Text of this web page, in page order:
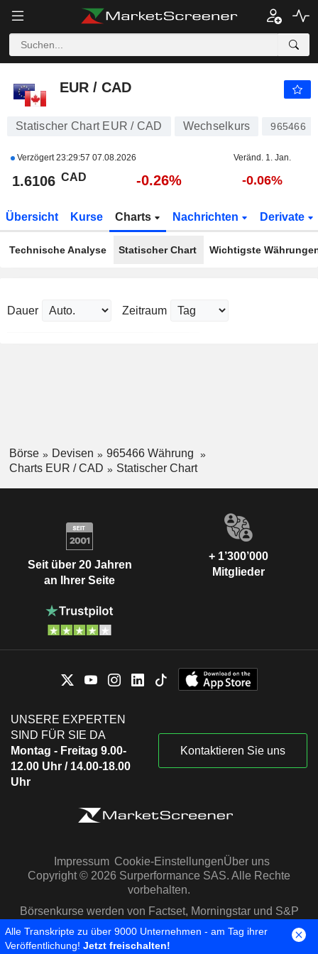
EUR / CAD
EUR / CAD
Statischer Chart EUR / CAD Wechselkurs 965466
Verzögert23:29:57 07.08.2026 Veränd. 1. Jan.
1.6106 CAD -0.26% -0.06%
Übersicht Kurse Charts Nachrichten Derivate
Technische Analyse Statischer Chart Wichtigste
Dauer Zeitraum
Börse Devisen
965466 Währung
Charts EUR / CAD
Statischer Chart
Seit über 20 Jahren
an Ihrer Seite
+ 1’300’000
Mitglieder
UNSERE EXPERTEN
SIND FÜR SIE DA
Montag - Freitag 9.00-
12.00 Uhr / 14.00-18.00
Uhr
Kontaktieren Sie uns
Impressum Cookie-EinstellungenÜber uns
Copyright © 2026 Surperformance SAS. Alle Rechte
vorbehalten.
Börsenkurse werden von Factset, Morningstar und S&P
Capital IQ zur Verfügung gestellt
Alle Transkripte zu über 9000 Unternehmen - am Tag ihrer
Veröffentlichung! Jetzt freischalten!